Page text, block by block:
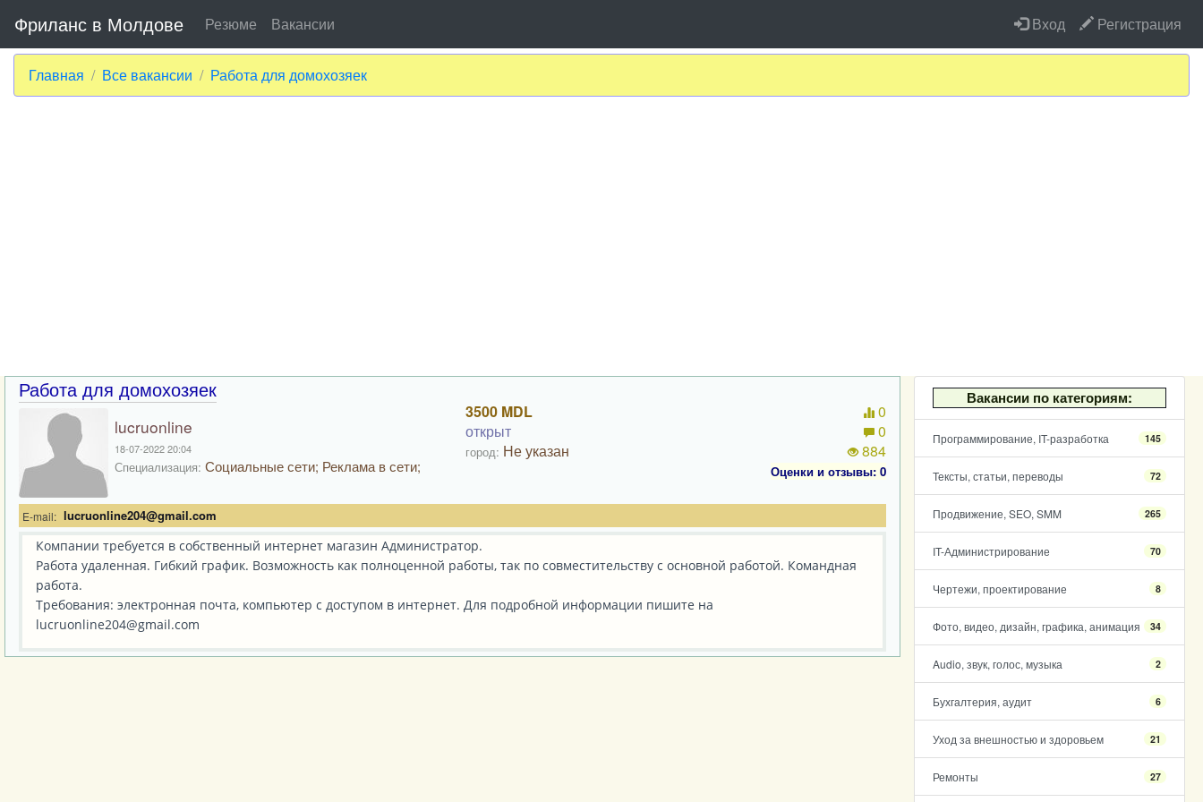
Фриланс в Молдове Резюме Вакансии Вход Регистрация
Главная Все вакансии Работа для домохозяек
Вакансии по категориям:
Программирование, IT-разработка 145
Тексты, статьи, переводы 72
Продвижение, SEO, SMM 265
IT-Администрирование 70
Чертежи, проектирование 8
Фото, видео, дизайн, графика, анимация 34
Audio, звук, голос, музыка 2
Бухгалтерия, аудит 6
Уход за внешностью и здоровьем 21
Ремонты 27
Работа для домохозяек
lucruonline
18-07-2022 20:04
Специализация: Социальные сети; Реклама в сети;
3500 MDL
открыт
город: Не указан
0
0
884
Оценки и отзывы: 0
E-mail: lucruonline204@gmail.com
Компании требуется в собственный интернет магазин Администратор.
Работа удаленная. Гибкий график. Возможность как полноценной работы, так по совместительству с основной работой. Командная
работа.
Требования: электронная почта, компьютер с доступом в интернет. Для подробной информации пишите на
lucruonline204@gmail.com